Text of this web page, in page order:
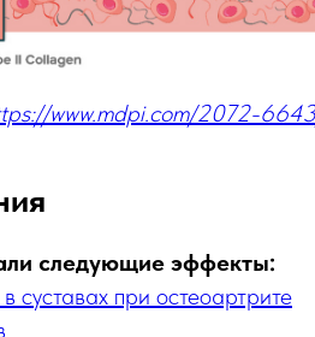
www.mdpi.com/2072-
следующие эффекты:
суставах при остеоартрите